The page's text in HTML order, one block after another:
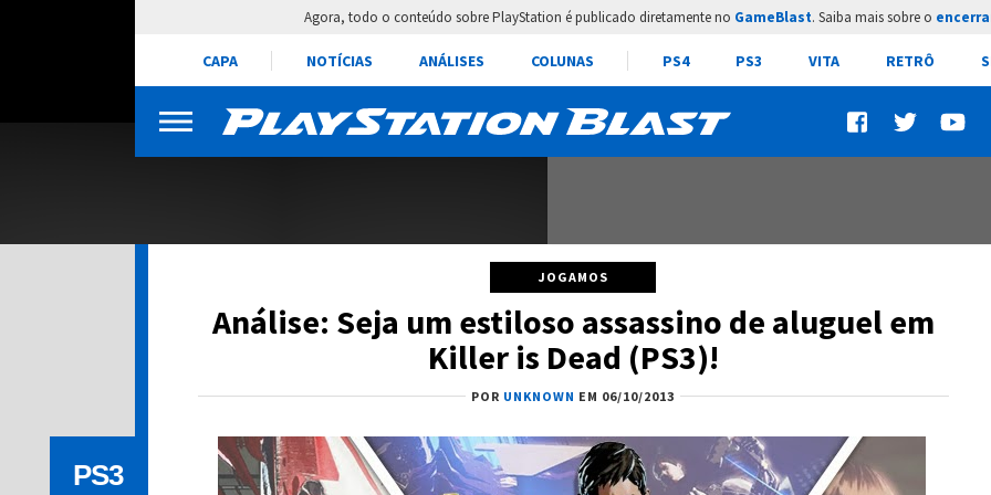
Agora, todo o conteúdo sobre PlayStation é publicado diretamente no GameBlast. Saiba mais sobre o
CAPA NOTÍCIAS ANÁLISES COLUNAS PS4 PS3 VITA RETRÔ
JOGAMOS
Análise: Seja um estiloso assassino de aluguel em
Killer is Dead (PS3)!
POR UNKNOWN EM 06/10/2013
PS3